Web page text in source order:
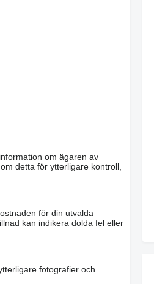
om ägaren av
detta för ytterligare kontroll,
för din utvalda
kan indikera dolda fel eller
fotografier och